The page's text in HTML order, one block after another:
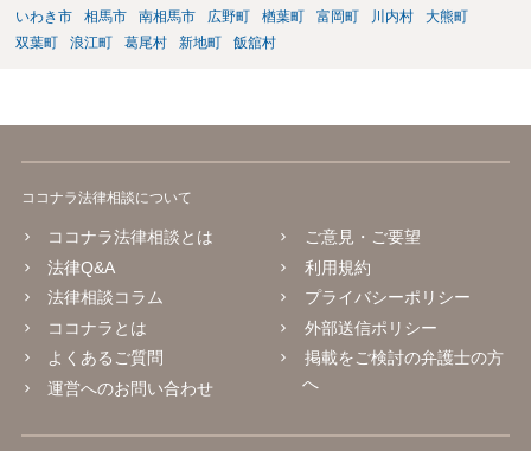
いわき市
相馬市 南相馬市 広野町 楢葉町 富岡町 川内村
大熊町
双葉町
浪江町 葛尾村 新地町 飯舘村
ココナラ法律相談について
ココナラ法律相談とは
法律Q&A
法律相談コラム
ココナラとは
よくあるご質問
運営へのお問い合わせ
ご意見・ご要望
利用規約
プライバシーポリシー
外部送信ポリシー
掲載をご検討の弁護士の方
へ